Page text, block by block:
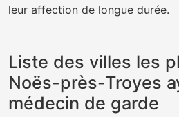
leur affection de longue durée.
Liste des villes les
Noës-près-Troyes
médecin de garde